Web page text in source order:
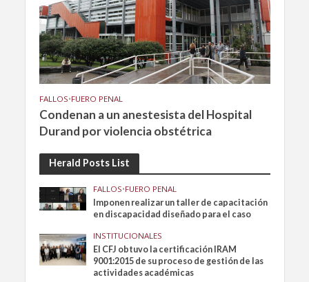
FALLOS•FUERO PENAL
Condenan a un anestesista del Hospital
Durand por violencia obstétrica
Herald Posts List
FALLOS•FUERO PENAL
Imponen realizar un taller de capacitación
en discapacidad diseñado para el caso
INSTITUCIONALES
El CFJ obtuvo la certificación IRAM
9001:2015 de su proceso de gestión de las
actividades académicas